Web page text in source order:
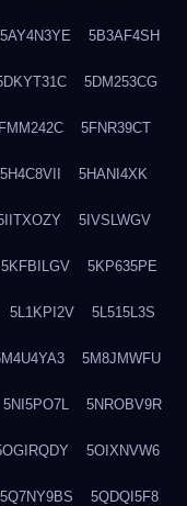
5AY4N3YE 5B3AF4SH
5DM253CG
5FNR39CT
5H4C8VII 5HANI4XK
5IVSLWGV
5KFBILGV 5KP635PE
5L1KPI2V 5L515L3S
5M8JMWFU
5NI5PO7L 5NROBV9R
5OIXNVW6
5Q7NY9BS 5QDQI5F8